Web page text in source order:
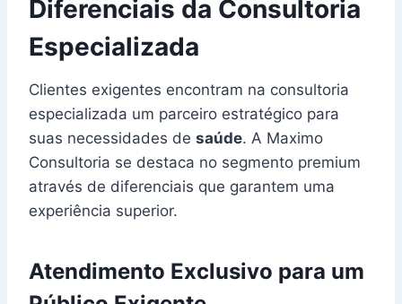
Diferenciais da Consultoria
Especializada
Clientes exigentes encontram na consultoria
especializada um parceiro estratégico para
suas necessidades de saúde. A Maximo
Consultoria se destaca no segmento premium
através de diferenciais que garantem uma
experiência superior.
Atendimento Exclusivo para um